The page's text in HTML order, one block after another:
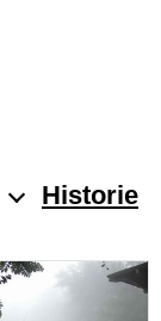
Historie